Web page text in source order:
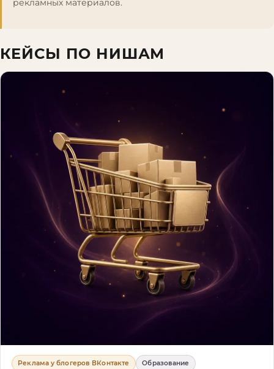
рекламных материалов.
КЕЙСЫ ПО НИШАМ
Реклама у блогеров ВКонтакте Образование